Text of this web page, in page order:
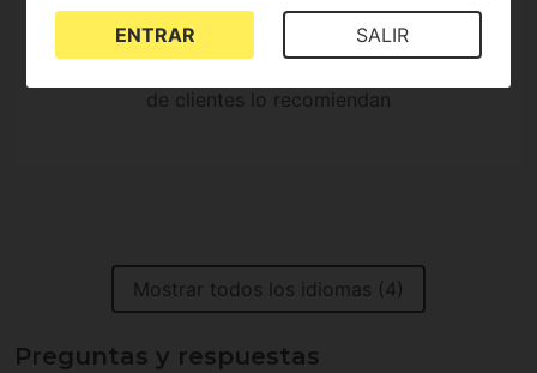
75%
de clientes lo recomiendan
Mostrar todos los idiomas (4)
Preguntas y respuestas
ENTRAR SALIR